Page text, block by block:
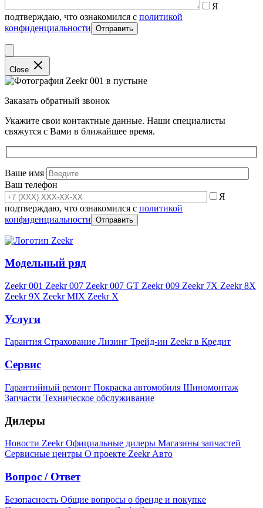
Я
подтверждаю, что ознакомился с политикой
конфиденциальности
Close
Заказать обратный звонок
Укажите свои контактные данные. Наши специалисты
свяжутся с Вами в ближайшее время.
Ваше имя
Ваш телефон
Я
подтверждаю, что ознакомился с политикой
конфиденциальности
Модельный ряд
Zeekr 001 Zeekr 007 Zeekr 007 GT Zeekr 009 Zeekr 7X Zeekr 8X
Zeekr 9X Zeekr MIX Zeekr X
Услуги
Гарантия Страхование Лизинг Трейд-ин Zeekr в Кредит
Сервис
Гарантийный ремонт Покраска автомобиля Шиномонтаж
Запчасти Техническое обслуживание
Дилеры
Новости ZeekrОфициальные дилеры Магазины запчастей
Сервисные центры О проекте Zeekr Авто
Вопрос / Ответ
Безопасность Общие вопросы о бренде и покупке